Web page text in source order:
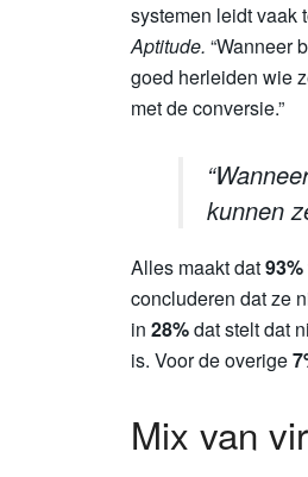
systemen leidt vaak
Aptitude. “Wanneer
goed herleiden wie
met de conversie.”
kunnen
Alles maakt dat93%
concluderen dat ze
in 28%dat stelt dat
is. Voor de overige
Mix van